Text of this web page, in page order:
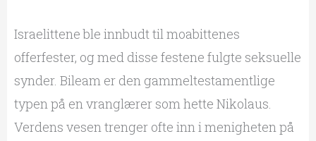
Israelittene ble innbudt til moabittenes
offerfester, og med disse festene fulgte seksuelle
synder. Bileam er den gammeltestamentlige
typen på en vranglærer som hette Nikolaus.
Verdens vesen trenger ofte inn i menigheten på